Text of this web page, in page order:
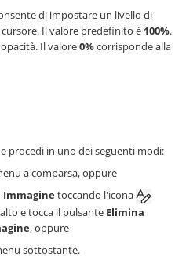
di impostare un livello di
Il valore predefinito è 100%.
Il valore0%corrisponde alla
procedi in uno dei seguenti modi:
a comparsa, oppure
Immaginetoccando l'icona
e tocca il pulsante Elimina
, oppure
sottostante.